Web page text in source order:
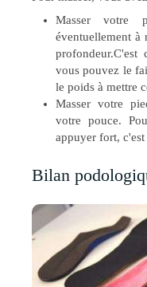
Masser votre
éventuellement à
vous pouvez le
le poids à mettre
Masser votre
votre pouce.
appuyer fort,
Bilan